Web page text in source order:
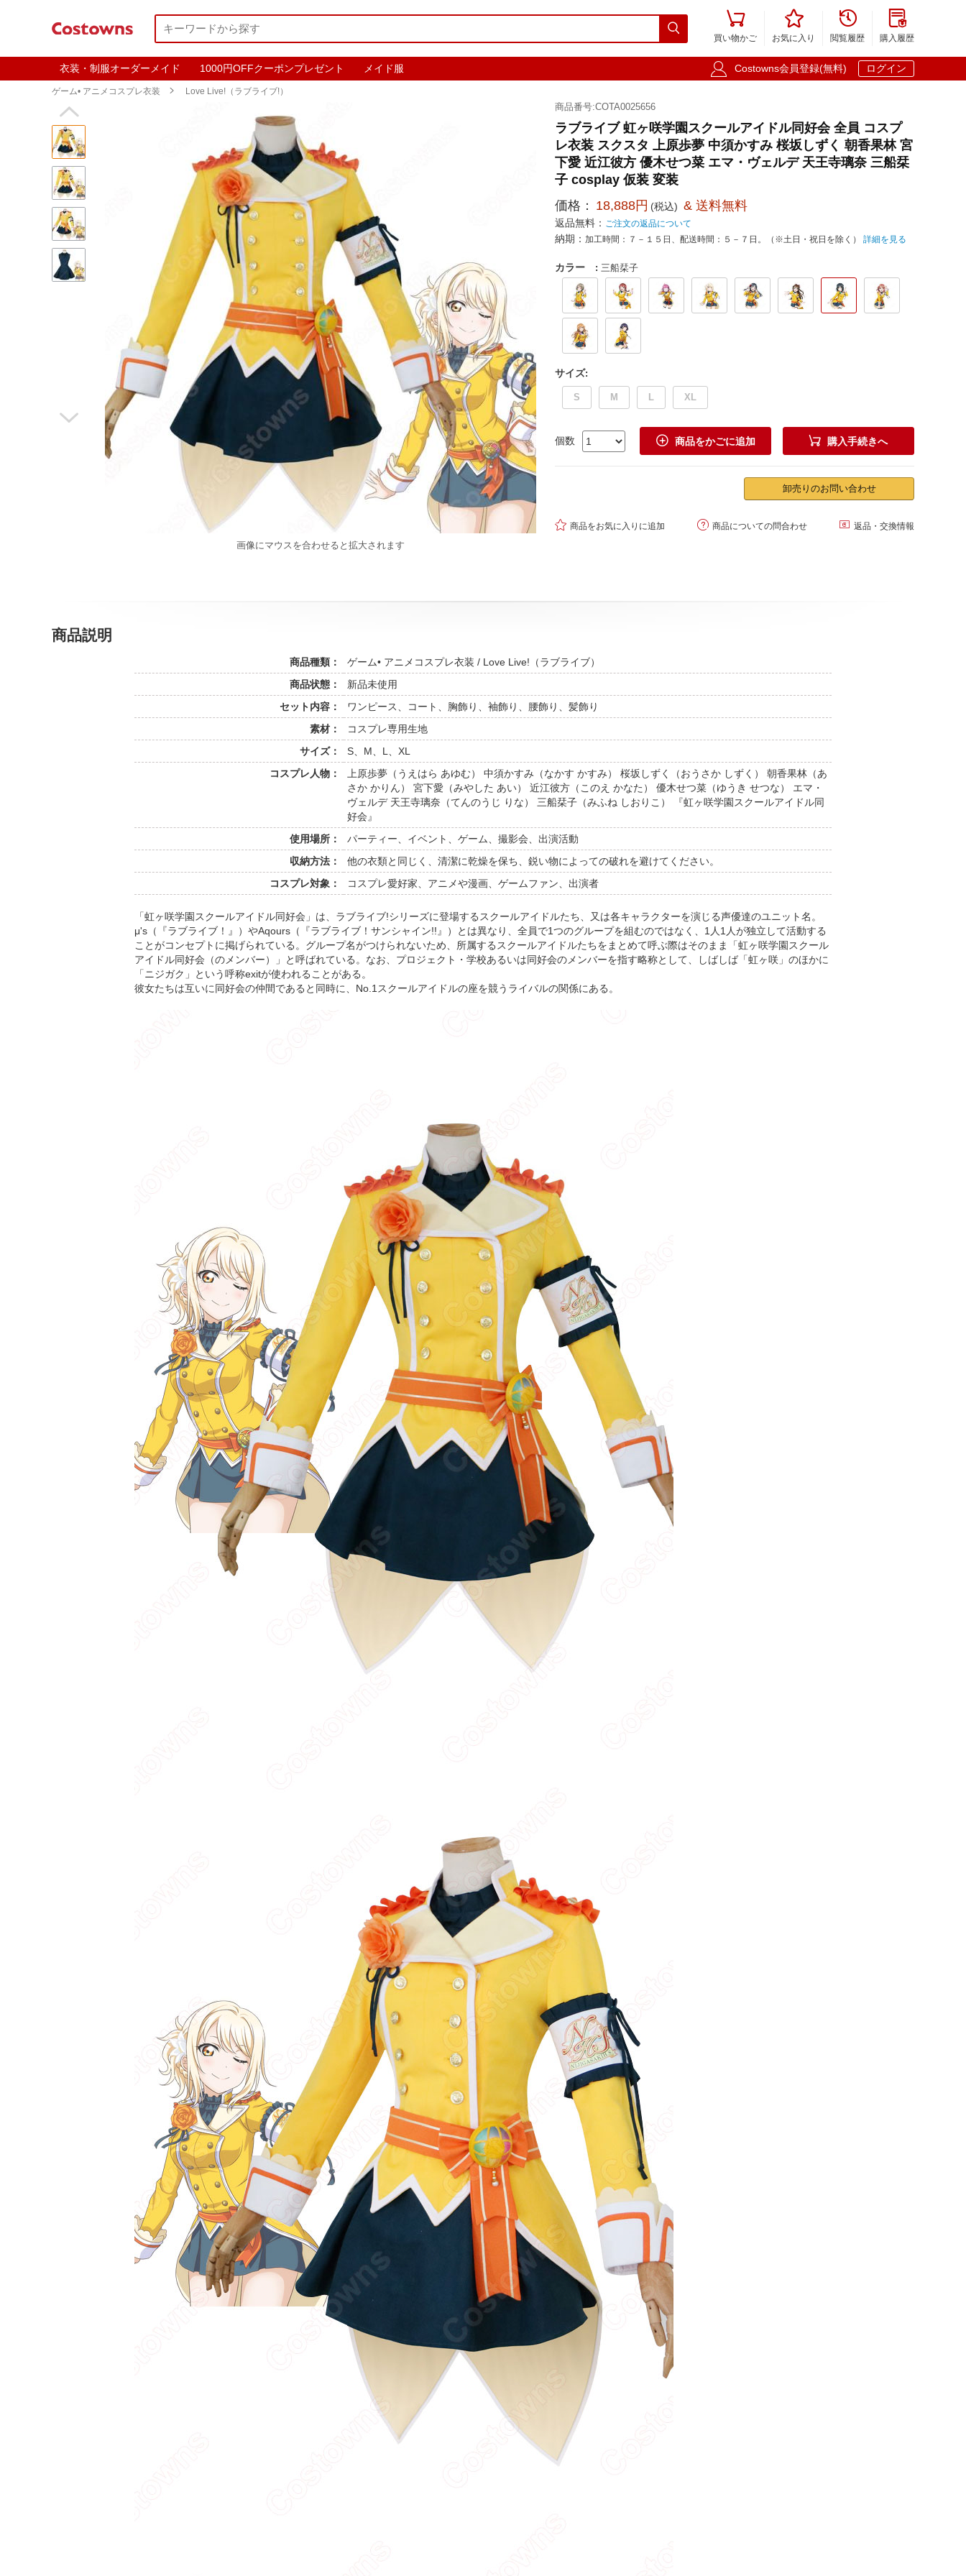


買い物かご

お気に入り

閲覧履歴

購入履歴
衣装・制服オーダーメイド 1000円OFFクーポンプレゼント メイド服  Costowns会員登録(無料) ログイン
ゲーム• アニメコスプレ衣装  Love Live!（ラブライブ!）


画像にマウスを合わせると拡大されます
商品番号:COTA0025656
ラブライブ 虹ヶ咲学園スクールアイドル同好会 全員 コスプ
レ衣装 スクスタ 上原歩夢 中須かすみ 桜坂しずく 朝香果林 宮
下愛 近江彼方 優木せつ菜 エマ・ヴェルデ 天王寺璃奈 三船栞
子 cosplay 仮装 変装
価格： 18,888円 (税込) & 送料無料
返品無料： ご注文の返品について
納期： 加工時間：７－１５日、配送時間：５－７日。（※土日・祝日を除く） 詳細を見る
カラー : 三船栞子
サイズ:
S M L XL
個数  商品をかごに追加  購入手続きへ
卸売りのお問い合わせ
 商品をお気に入りに追加  商品についての問合わせ  返品・交換情報
商品説明
商品種類：
ゲーム• アニメコスプレ衣装 / Love Live!（ラブライブ）
商品状態：
新品未使用
セット内容：
ワンピース、コート、胸飾り、袖飾り、腰飾り、髪飾り
素材：
コスプレ専用生地
サイズ：
S、M、L、XL
コスプレ人物：
上原歩夢（うえはら あゆむ） 中須かすみ（なかす かすみ） 桜坂しずく（おうさか しずく） 朝香果林（あ
さか かりん） 宮下愛（みやした あい） 近江彼方（このえ かなた） 優木せつ菜（ゆうき せつな） エマ・
ヴェルデ 天王寺璃奈（てんのうじ りな） 三船栞子（みふね しおりこ） 『虹ヶ咲学園スクールアイドル同
好会』
使用場所：
パーティー、イベント、ゲーム、撮影会、出演活動
収納方法：
他の衣類と同じく、清潔に乾燥を保ち、鋭い物によっての破れを避けてください。
コスプレ対象：
コスプレ愛好家、アニメや漫画、ゲームファン、出演者
「虹ヶ咲学園スクールアイドル同好会」は、ラブライブ!シリーズに登場するスクールアイドルたち、又は各キャラクターを演じる声優達のユニット名。
μ's（『ラブライブ！』）やAqours（『ラブライブ！サンシャイン!!』）とは異なり、全員で1つのグループを組むのではなく、1人1人が独立して活動する
ことがコンセプトに掲げられている。グループ名がつけられないため、所属するスクールアイドルたちをまとめて呼ぶ際はそのまま「虹ヶ咲学園スクール
アイドル同好会（のメンバー）」と呼ばれている。なお、プロジェクト・学校あるいは同好会のメンバーを指す略称として、しばしば「虹ヶ咲」のほかに
「ニジガク」という呼称exitが使われることがある。
彼女たちは互いに同好会の仲間であると同時に、No.1スクールアイドルの座を競うライバルの関係にある。